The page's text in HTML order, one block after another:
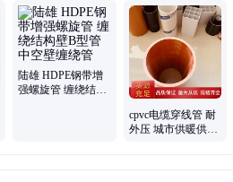
克拉管、PE给水管、给水管、双壁波纹管、排
丝网骨架管、钢带管、电缆护套管、电缆保护
电力保护管、波纹管、pe穿线管、热浸塑钢
PVC-O管材、格栅管、cpvc预埋电力管
陆雄 HDPE钢带增
强螺旋管 缠绕结构
cpvc电缆穿线管 耐
外压 城市供暖供水